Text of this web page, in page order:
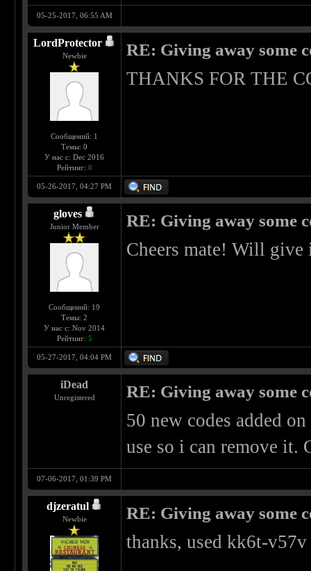
05-25-2017, 06:55 AM
LordProtector
Newbie
Сообщений: 1
Темы: 0
У нас с: Dec 2016
Рейтинг: 0
RE: Giving away some
THANKS FOR THE
05-26-2017, 04:27 PM
gloves
Junior Member
Сообщений: 19
Темы: 2
У нас с: Nov 2014
Рейтинг: 5
RE: Giving away some
Cheers mate! Will give
05-27-2017, 04:04 PM
iDead
Unregistered RE: Giving away some
50 new codes added
use so i can remove it.
07-06-2017, 01:39 PM
djzeratul
Newbie RE: Giving away some
thanks, used kk6t-v57v